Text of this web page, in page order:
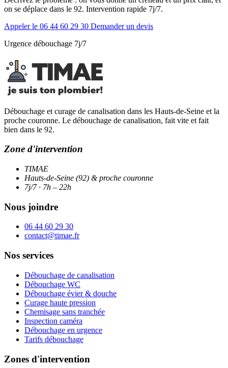
on se déplace dans le 92. Intervention rapide 7j/7.
Appeler le 06 44 60 29 30 Demander un devis
Urgence débouchage 7j/7
Débouchage et curage de canalisation dans les Hauts-de-Seine et la
proche couronne. Le débouchage de canalisation, fait vite et fait
bien dans le 92.
Zone d'intervention
TIMAE
Hauts-de-Seine (92) & proche couronne
7j/7 · 7h – 22h
Nous joindre
06 44 60 29 30
contact@timae.fr
Nos services
Débouchage de canalisation
Débouchage WC
Débouchage évier & douche
Curage haute pression
Chemisage sans tranchée
Inspection caméra
Débouchage en urgence
Tarifs débouchage
Zones d'intervention